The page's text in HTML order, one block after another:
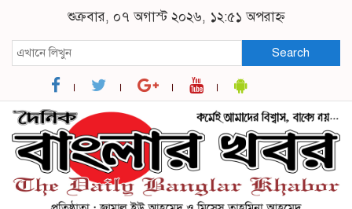
শুক্রবার, ০৭ অগাস্ট ২০২৬, ১২:৫১ অপরাহ্ন
Search